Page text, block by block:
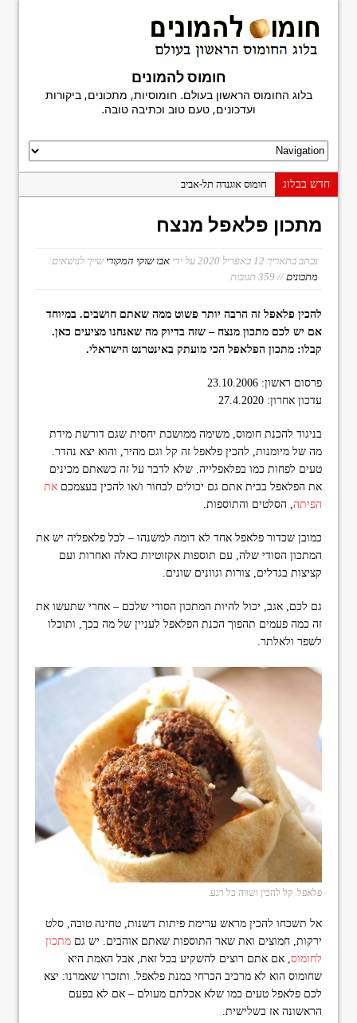
חומוס להמונים
בלוג החומוס הראשון בעולם. חומוסיות, מתכונים, ביקורות
ועדכונים, טעם טוב וכתיבה טובה.
חדש בבלוג
חומוס אוגנדה תל-אביב
רוני פול, הפעם בבת-ים
חדש ביהודה המכבי: חומוס 616
פעם אחרונה במשוושה
פאוזי פול חוזר: החומוס של השמן
מתכון פלאפל מנצח
נכתב בתאריך 12 באפריל 2020 על ידי אבו שוקי המקורי שייך לנושאים:
מתכונים// 359 תגובות
להכין פלאפל זה הרבה יותר פשוט ממה שאתם חושבים. במיוחד
אם יש לכם מתכון מנצח – שזה בדיוק מה שאנחנו מציעים כאן.
קבלו: מתכון הפלאפל הכי מועתק באינטרנט הישראלי.
פרסום ראשון: 23.10.2006
עדכון אחרון: 27.4.2020
בניגוד להכנת חומוס, משימה ממושכת יחסית שגם דורשת מידת
מה של מיומנות, להכין פלאפל זה קל וגם מהיר, והוא יצא נהדר.
טעים לפחות כמו בפלאפלייה. שלא לדבר על זה כשאתם מכינים
את הפלאפל בבית אתם גם יכולים לבחור ו/או להכין בעצמכם את
הפיתה , הסלטים והתוספות.
כמובן שכדור פלאפל אחד לא דומה למשנהו – לכל פלאפליה יש את
המתכון הסודי שלה, עם תוספות אקזוטיות כאלה ואחרות ועם
קציצות בגדלים, צורות וגוונים שונים.
גם לכם, אגב, יכול להיות המתכון הסודי שלכם – אחרי שתעשו את
זה כמה פעמים תהפוך הכנת הפלאפל לעניין של מה בכך, ותוכלו
לשפר ולאלתר.
פלאפל. קל להכין ושווה כל רגע.
אל תשכחו להכין מראש ערימת פיתות דשנות, טחינה טובה, סלט
ירקות, חמוצים ואת שאר התוספות שאתם אוהבים. יש גם מתכון
לחומוס , אם אתם רוצים להשקיע בכל זאת, אבל האמת היא
שחומוס הוא לא מרכיב הכרחי במנת פלאפל. ותזכרו שאמרנו: יצא
לכם פלאפל טעים כמו שלא אכלתם מעולם – אם לא בפעם
הראשונה אז בשלישית.